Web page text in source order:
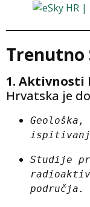
Trenutno
1. Aktivnosti
Hrvatska je
Studije
područja.